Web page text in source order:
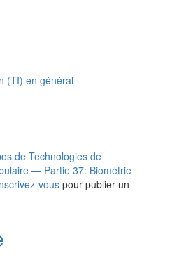
(TI) en général
de Technologies de
— Partie 37: Biométrie
vous pour publier un